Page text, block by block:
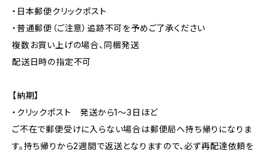
・日本郵便クリックポスト
・普通郵便（ご注意）追跡不可を予めご了承ください
複数お買い上げの場合、同梱発送
配送日時の指定不可
【納期】
・クリックポスト 発送から1〜3日ほど
ご不在で郵便受けに入らない場合は郵便局へ持ち帰りになりま
す。持ち帰りから2週間で返送となりますので、必ず再配達依頼を